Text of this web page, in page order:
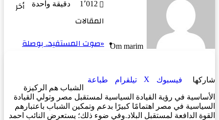
Om marim
إلكترونيا
1٬012
دقيقة واحدة
شاركها فيسبوك ‫X تيلقرام
طباعة
الشباب هم الركيزة
الأساسية في رؤية القيادة السياسية لمستقبل مصر وتولي القيادة
السياسية في مصر اهتمامًا كبيرًا بدعم وتمكين الشباب باعتبارهم
القوة الدافعة لمستقبل البلاد.وفي ضوء ذلك؛ يستعرض النائب احمد
أخر
المقالات
«صوت المستفيد.. بوصلة